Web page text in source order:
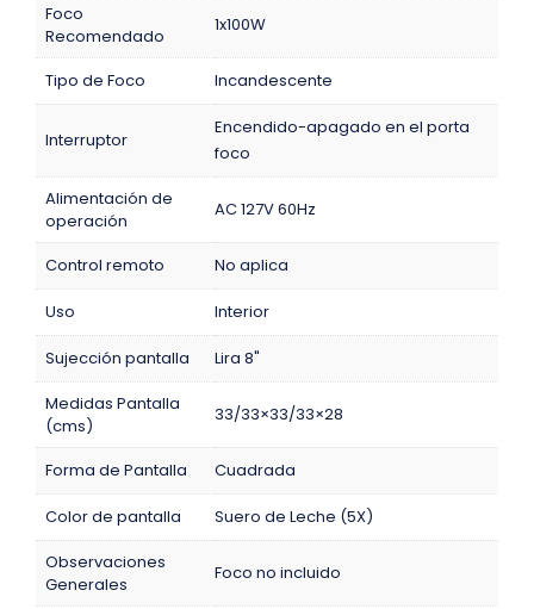
Foco
Recomendado
1x100W
Tipo de Foco Incandescente
Interruptor
Encendido-apagado en el porta
foco
Alimentación de
operación
AC 127V 60Hz
Control remoto No aplica
Uso Interior
Sujección pantalla
Lira 8"
Medidas Pantalla
(cms)
33/33×33/33×28
Forma de Pantalla Cuadrada
Color de pantalla
Suero de Leche (5X)
Observaciones
Generales
Foco no incluido